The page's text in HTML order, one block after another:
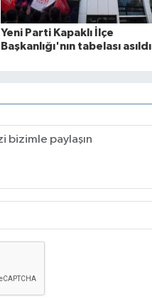
Yeni Parti Kapaklı İlçe
Başkanlığı'nın tabelası asıldı